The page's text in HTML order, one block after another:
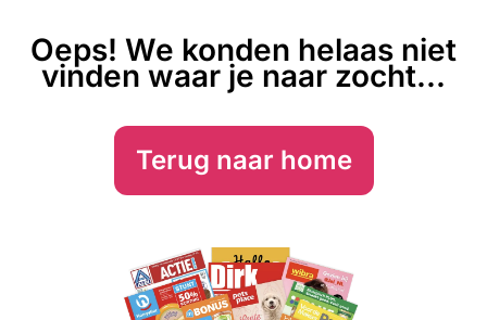
Oeps! We konden helaas niet
vinden waar je naar zocht...
Terug naar home